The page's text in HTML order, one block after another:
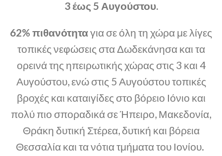
3 έως 5 Αυγούστου.
62% πιθανότηταγια σε όλη τη χώρα με λίγες
τοπικές νεφώσεις στα Δωδεκάνησα και τα
ορεινά της ηπειρωτικής χώρας στις 3 και 4
Αυγούστου, ενώ στις 5 Αυγούστου τοπικές
βροχές και καταιγίδες στο βόρειο Ιόνιο και
πολύ πιο σποραδικά σε Ήπειρο, Μακεδονία,
Θράκη δυτική Στέρεα, δυτική και βόρεια
Θεσσαλία και τα νότια τμήματα του Ιονίου.